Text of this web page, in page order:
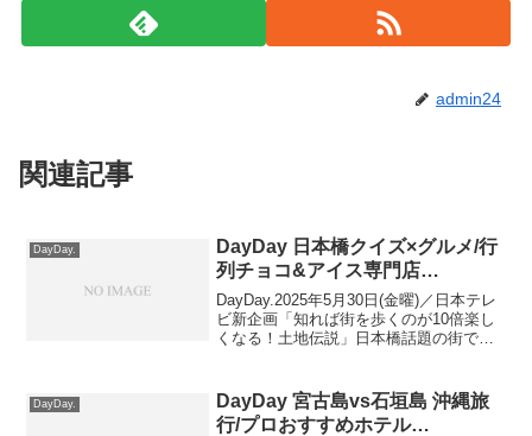
admin24
関連記事
DayDay.
DayDay 日本橋クイズ×グルメ/行
列チョコ&アイス専門店…
DayDay.2025年5月30日(金曜)／日本テレ
ビ新企画「知れば街を歩くのが10倍楽し
くなる！土地伝説」日本橋話題の街でク
日本橋の魅力出演者：MC 武田真一、南
海キ...
DayDay.
DayDay 宮古島vs石垣島 沖縄旅
行/プロおすすめホテル…